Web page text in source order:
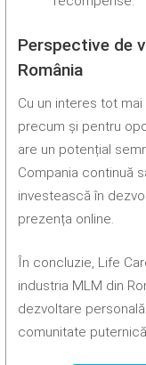
Perspective de
România
Cu un interes tot
precum și pentru
are un potențial
Compania continuă
investească în
prezența online.
În concluzie, Life
industria MLM din
dezvoltare
comunitate puternică.